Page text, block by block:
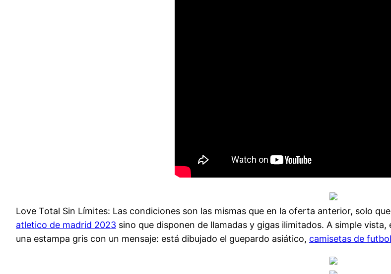
Love Total Sin Límites: Las condiciones son las mismas que en la oferta anterior, solo
atletico de madrid 2023 sino que disponen de llamadas y gigas ilimitados. A simple
una estampa gris con un mensaje: está dibujado el guepardo asiático, camisetas de futbol